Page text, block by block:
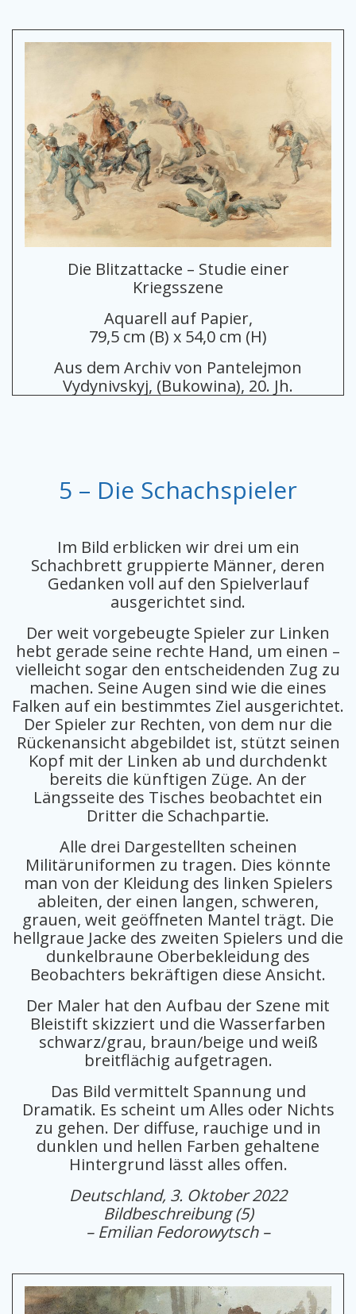
Die Blitzattacke – Studie einer
Kriegsszene
Aquarell auf Papier,
79,5 cm (B) x 54,0 cm (H)
Aus dem Archiv von Pantelejmon
Vydynivskyj, (Bukowina), 20. Jh.
5 – Die Schachspieler
Im Bild erblicken wir drei um ein
Schachbrett gruppierte Männer, deren
Gedanken voll auf den Spielverlauf
ausgerichtet sind.
Der weit vorgebeugte Spieler zur Linken
hebt gerade seine rechte Hand, um einen –
vielleicht sogar den entscheidenden Zug zu
machen. Seine Augen sind wie die eines
Falken auf ein bestimmtes Ziel ausgerichtet.
Der Spieler zur Rechten, von dem nur die
Rückenansicht abgebildet ist, stützt seinen
Kopf mit der Linken ab und durchdenkt
bereits die künftigen Züge. An der
Längsseite des Tisches beobachtet ein
Dritter die Schachpartie.
Alle drei Dargestellten scheinen
Militäruniformen zu tragen. Dies könnte
man von der Kleidung des linken Spielers
ableiten, der einen langen, schweren,
grauen, weit geöffneten Mantel trägt. Die
hellgraue Jacke des zweiten Spielers und die
dunkelbraune Oberbekleidung des
Beobachters bekräftigen diese Ansicht.
Der Maler hat den Aufbau der Szene mit
Bleistift skizziert und die Wasserfarben
schwarz/grau, braun/beige und weiß
breitflächig aufgetragen.
Das Bild vermittelt Spannung und
Dramatik. Es scheint um Alles oder Nichts
zu gehen. Der diffuse, rauchige und in
dunklen und hellen Farben gehaltene
Hintergrund lässt alles offen.
Deutschland, 3. Oktober 2022
Bildbeschreibung (5)
– Emilian Fedorowytsch –